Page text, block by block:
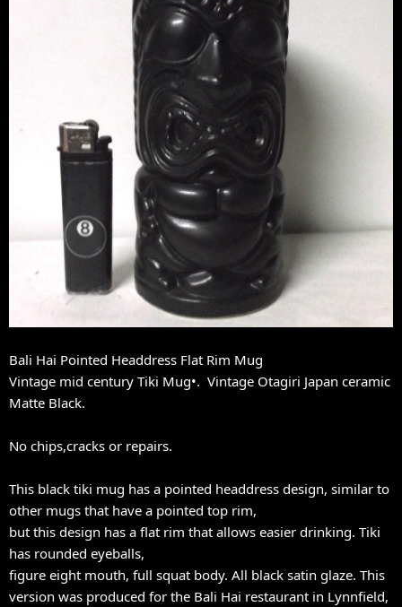
Bali Hai Pointed Headdress Flat Rim Mug
Vintage mid century Tiki Mug•. Vintage Otagiri Japan ceramic
Matte Black.
No chips,cracks or repairs.
This black tiki mug has a pointed headdress design, similar to
other mugs that have a pointed top rim,
but this design has a flat rim that allows easier drinking. Tiki
has rounded eyeballs,
figure eight mouth, full squat body. All black satin glaze. This
version was produced for the Bali Hai restaurant in Lynnfield,